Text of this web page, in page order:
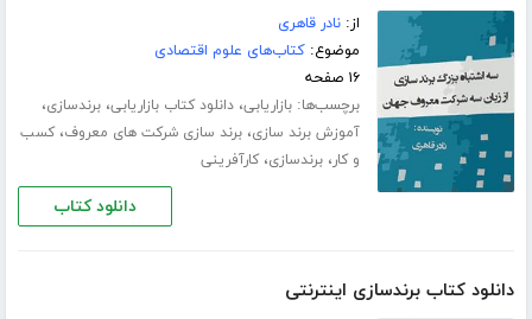
از:نادر قاهری
موضوع:کتاب‌های علوم اقتصادی
۱۶ صفحه
برچسب‌ها:بازاریابی،دانلود کتاب بازاریابی،برندسازی،
آموزش برند سازی،برند سازی شرکت های معروف،کسب
و کار،برندسازی،کارآفرینی
دانلود کتاب
دانلود کتاب برندسازی اینترنتی